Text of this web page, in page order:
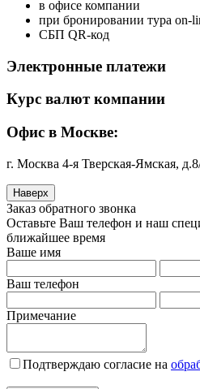
в офисе компании
при бронировании тура on-
СБП QR-код
Электронные платежи
Курс валют компании
Офис в Москве:
г. Москва 4-я Тверская-Ямская,
Наверх
Заказ обратного звонка
Оставьте Ваш телефон и наш
ближайшее время
Ваше имя
Ваш телефон
Примечание
Подтверждаю согласие на